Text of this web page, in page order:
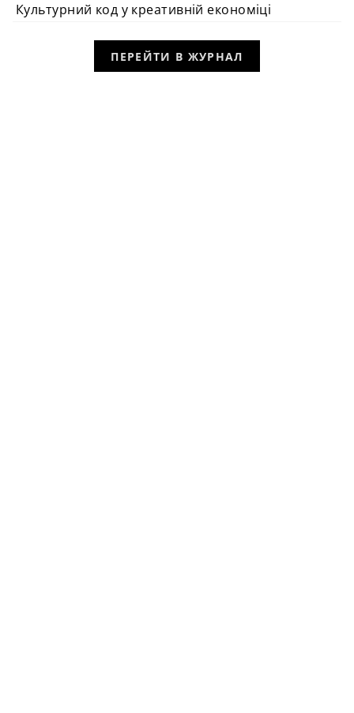
Культурний код у креативній економіці
ПЕРЕЙТИ В ЖУРНАЛ